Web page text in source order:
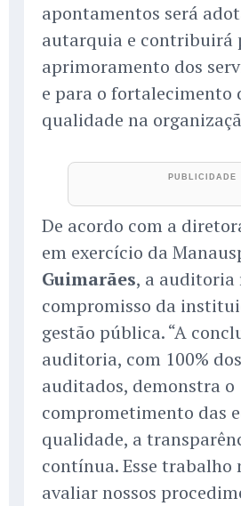
apontamentos será
autarquia e contribuirá
aprimoramento dos
e para o fortalecimento
qualidade na
De acordo com a
em exercício da
Guimarães, a auditoria
compromisso da
gestão pública. “A
auditoria, com 100%
auditados, demonstra o
comprometimento das
qualidade, a
contínua. Esse trabalho
avaliar nossos